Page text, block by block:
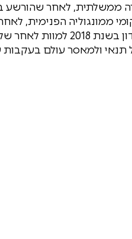
ממשלתית, לאחר
מקומי ממונגוליה
ז'אנג ג'ונגשנג, בכיר ממחוז